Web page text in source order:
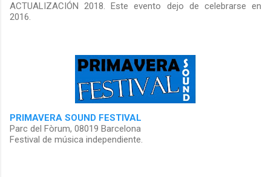
ACTUALIZACIÓN 2018. Este evento dejo de celebrarse en
2016.
PRIMAVERA SOUND FESTIVAL
Parc del Fòrum, 08019 Barcelona
Festival de música independiente.